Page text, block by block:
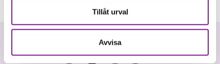
Tillåt urval
Avvisa